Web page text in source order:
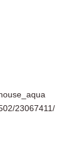
23067411/